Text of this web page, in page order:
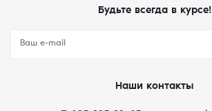
Будьте всегда в курсе!
Наши контакты